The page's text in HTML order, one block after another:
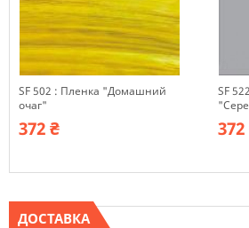
SF 502 : Пленка "Домашний
очаг"
372 ₴
SF
ДОСТАВКА